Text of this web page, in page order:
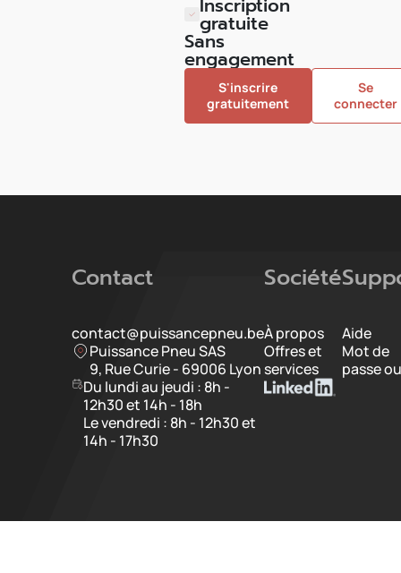
Inscription
gratuite
Sans
engagement
S'inscrire
gratuitement
Se
connecter
Contact
contact@puissancepneu.be
Puissance Pneu SAS
9, Rue Curie - 69006 Lyon
Du lundi au jeudi : 8h -
12h30 et 14h - 18h
Le vendredi : 8h - 12h30 et
14h - 17h30
Société
À propos
Offres et
services
Aide
Mot de
passe